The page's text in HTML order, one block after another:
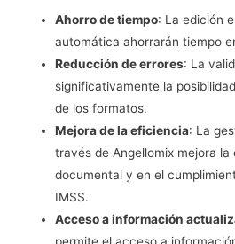
Ahorro de tiempo: La edición
automática ahorrarán tiempo
Reducción de errores: La
significativamente la
de los formatos.
Mejora de la eficiencia: La
través de Angellomix mejora
documental y en el
IMSS.
Acceso a información